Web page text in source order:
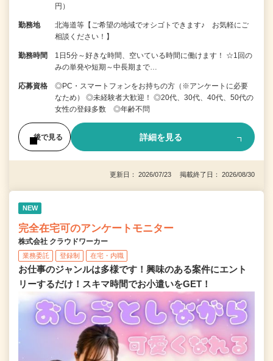
円）
勤務地
北海道等【ご希望の地域でオシゴトできます♪ お気軽にご
相談ください！】
勤務時間
1日5分～好きな時間、空いている時間に働けます！ ☆1回の
みの単発や短期～中長期まで…
応募資格
◎PC・スマートフォンをお持ちの方（※アンケートに必要
なため） ◎未経験者大歓迎！ ◎20代、30代、40代、50代の
女性の登録多数 ◎年齢不問
後で見る 詳細を見る
更新日： 2026/07/23 掲載終了日： 2026/08/30
NEW
完全在宅可のアンケートモニター
株式会社 クラウドワーカー
業務委託 登録制 在宅・内職
お仕事のジャンルは多様です！興味のある案件にエント
リーするだけ！スキマ時間でお小遣いをGET！